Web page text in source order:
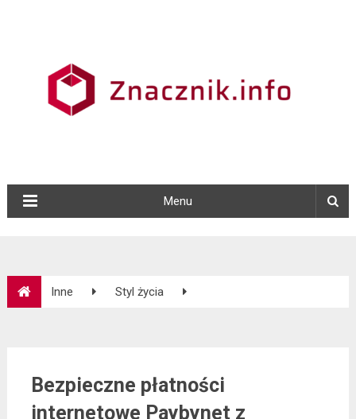
Menu
Inne Styl życia
Bezpieczne płatności
internetowe Paybynet z